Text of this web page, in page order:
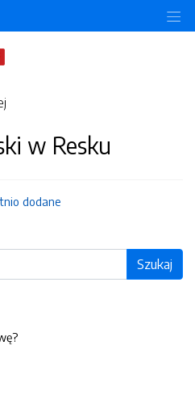
w Resku
dodane
Szukaj